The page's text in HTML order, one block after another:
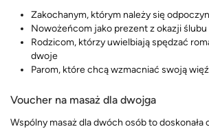
Zakochanym, którym należy się
Nowożeńcom jako prezent z okazji ślubu
Rodzicom, którzy uwielbiają spędzać
dwoje
Parom, które chcą wzmacniać swoją więź
Voucher na masaż dla dwojga
Wspólny masaż dla dwóch osób to doskonała